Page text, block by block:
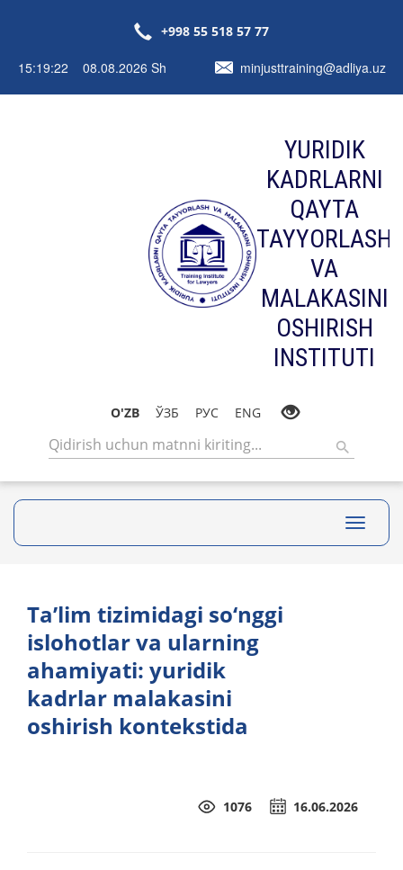
+998 55 518 57 77
15:19:23 08.08.2026 Sh minjusttraining@adliya.uz
YURIDIK
KADRLARNI
QAYTA
TAYYORLASH
VA
MALAKASINI
OSHIRISH
INSTITUTI
O'ZB ЎЗБ РУС ENG
Toggle
Ta’lim tizimidagi so‘nggi
islohotlar va ularning
ahamiyati: yuridik
kadrlar malakasini
oshirish kontekstida
16.06.2026
1076